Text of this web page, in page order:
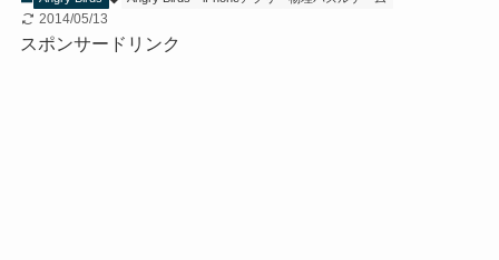
2014/05/13
スポンサードリンク